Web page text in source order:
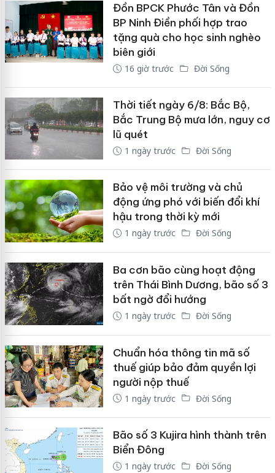
Đồn BPCK Phước Tân và Đồn
BP Ninh Điền phối hợp trao
tặng quà cho học sinh nghèo
biên giới
16 giờ trước Đời Sống
Thời tiết ngày 6/8: Bắc Bộ,
Bắc Trung Bộ mưa lớn, nguy cơ
lũ quét
1 ngày trước Đời Sống
Bảo vệ môi trường và chủ
động ứng phó với biến đổi khí
hậu trong thời kỳ mới
1 ngày trước Đời Sống
Ba cơn bão cùng hoạt động
trên Thái Bình Dương, bão số 3
bất ngờ đổi hướng
1 ngày trước Đời Sống
Chuẩn hóa thông tin mã số
thuế giúp bảo đảm quyền lợi
người nộp thuế
1 ngày trước Đời Sống
Bão số 3 Kujira hình thành trên
Biển Đông
1 ngày trước Đời Sống